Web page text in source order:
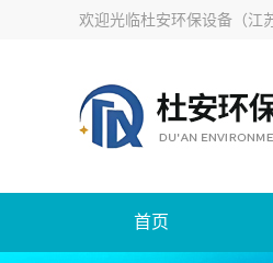
欢迎光临杜安环保设备（江
首页